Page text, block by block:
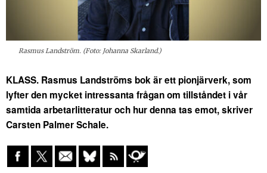
Rasmus Landström. (Foto: Johanna Skarland.)
KLASS. Rasmus Landströms bok är ett pionjärverk, som
lyfter den mycket intressanta frågan om tillståndet i vår
samtida arbetarlitteratur och hur denna tas emot, skriver
Carsten Palmer Schale.